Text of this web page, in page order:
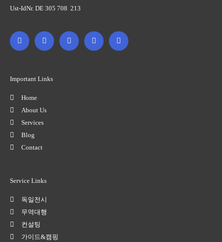
Ust-IdNr. DE 305 708 213
F
a
c
o
T
w
i
r
G
o
o
I
n
s
L
i
n
Important Links
Home
About Us
Services
Blog
Contact
Service Links
독일전시
무역대행
컨설팅
가이드&캠핑